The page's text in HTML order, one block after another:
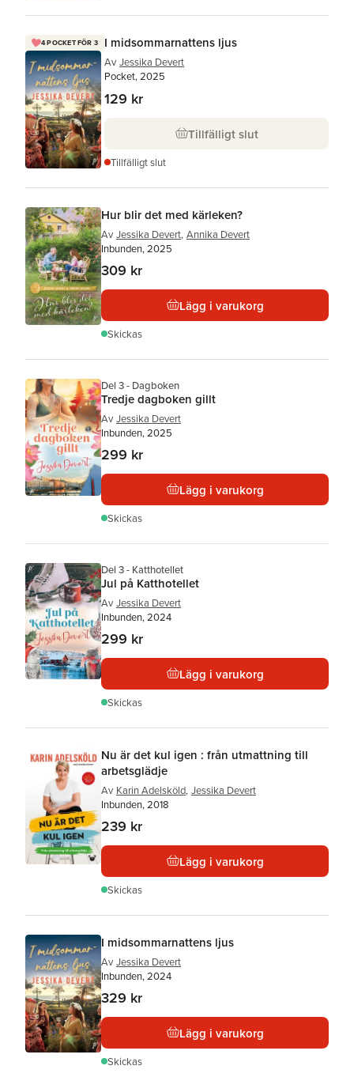
4 POCKET FÖR 3 I midsommarnattens ljus
Av Jessika Devert
Pocket, 2025
129 kr
Tillfälligt slut
Tillfälligt slut
Hur blir det med kärleken?
Av Jessika Devert, Annika Devert
Inbunden, 2025
309 kr
Lägg i varukorg
Skickas
Del 3 - Dagboken
Tredje dagboken gillt
Av Jessika Devert
Inbunden, 2025
299 kr
Lägg i varukorg
Skickas
Del 3 - Katthotellet
Jul på Katthotellet
Av Jessika Devert
Inbunden, 2024
299 kr
Lägg i varukorg
Skickas
Nu är det kul igen : från utmattning till
arbetsglädje
Av Karin Adelsköld, Jessika Devert
Inbunden, 2018
239 kr
Lägg i varukorg
Skickas
I midsommarnattens ljus
Av Jessika Devert
Inbunden, 2024
329 kr
Lägg i varukorg
Skickas